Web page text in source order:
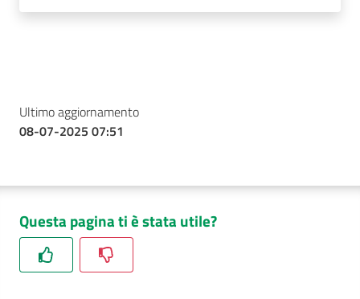
Ultimo aggiornamento
08-07-2025 07:51
Questa pagina ti è stata utile?